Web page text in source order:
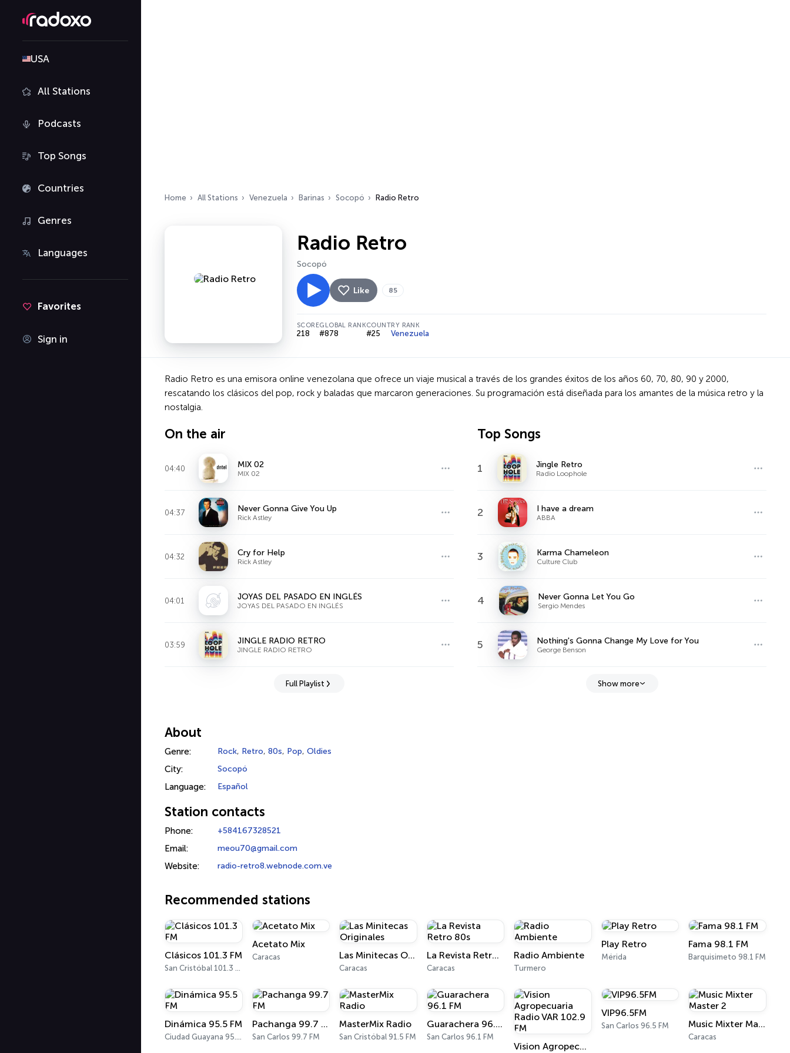
USA
All Stations
Podcasts
Top Songs
Countries
Genres
Languages
Favorites
Sign in
Home All Stations Venezuela Barinas Socopó Radio Retro
Radio Retro
Socopó
Like 85
SCORE
218
GLOBAL RANK
#878
COUNTRY RANK
#25 Venezuela
Radio Retro es una emisora online venezolana que ofrece un viaje musical a través de los grandes éxitos de los años 60, 70, 80, 90 y 2000,
rescatando los clásicos del pop, rock y baladas que marcaron generaciones. Su programación está diseñada para los amantes de la música retro y la
nostalgia.
On the air
04:40 MIX 02
MIX 02
04:37 Never Gonna Give You Up
Rick Astley
04:32 Cry for Help
Rick Astley
04:01 JOYAS DEL PASADO EN INGLÉS
JOYAS DEL PASADO EN INGLÉS
03:59 JINGLE RADIO RETRO
JINGLE RADIO RETRO
Full Playlist
Top Songs
1 Jingle Retro
Radio Loophole
2 I have a dream
ABBA
3 Karma Chameleon
Culture Club
4 Never Gonna Let You Go
Sergio Mendes
5 Nothing's Gonna Change My Love for You
George Benson
Show more
About
Genre: Rock, Retro, 80s, Pop, Oldies
City: Socopó
Language: Español
Station contacts
Phone: +584167328521
Email: meou70@gmail.com
Website: radio-retro8.webnode.com.ve
Recommended stations
Clásicos 101.3 FM
San Cristóbal 101.3 FM
Acetato Mix
Caracas Las Minitecas Originales
Caracas
La Revista Retro 80s
Caracas
Radio Ambiente
Turmero
Play Retro
Mérida
Fama 98.1 FM
Barquisimeto 98.1 FM
Dinámica 95.5 FM
Ciudad Guayana 95.5 FM
Pachanga 99.7 FM
San Carlos 99.7 FM
MasterMix Radio
San Cristóbal 91.5 FM
Guarachera 96.1 FM
San Carlos 96.1 FM
Vision Agropecuaria Radio VAR 102.9 FM
VIP96.5FM
San Carlos 96.5 FM Music Mixter Master 2
Caracas